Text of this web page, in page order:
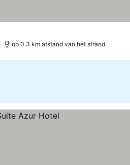
op 0.3 km afstand van het strand